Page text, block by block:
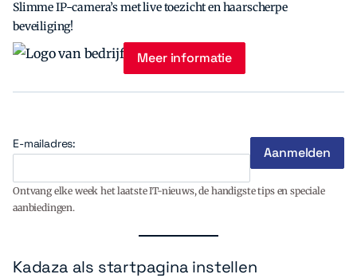
Slimme IP-camera’s met live toezicht en haarscherpe
beveiliging!
Meer informatie
E-mailadres:
Ontvang elke week het laatste IT-nieuws, de handigste tips en speciale
aanbiedingen.
Kadaza als startpagina instellen